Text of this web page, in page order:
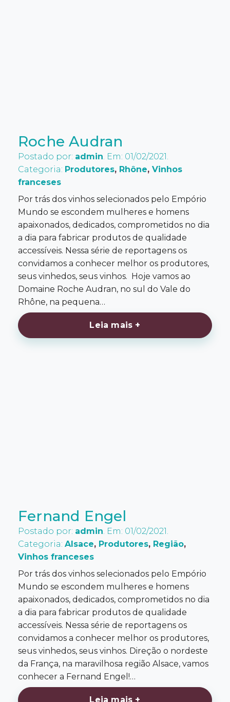
Roche Audran
Postado por: admin. Em: 01/02/2021.
Categoria: Produtores, Rhône, Vinhos
franceses
Por trás dos vinhos selecionados pelo Empório
Mundo se escondem mulheres e homens
apaixonados, dedicados, comprometidos no dia
a dia para fabricar produtos de qualidade
accessíveis. Nessa série de reportagens os
convidamos a conhecer melhor os produtores,
seus vinhedos, seus vinhos. Hoje vamos ao
Domaine Roche Audran, no sul do Vale do
Rhône, na pequena…
Leia mais +
Fernand Engel
Postado por: admin. Em: 01/02/2021.
Categoria: Alsace, Produtores, Região,
Vinhos franceses
Por trás dos vinhos selecionados pelo Empório
Mundo se escondem mulheres e homens
apaixonados, dedicados, comprometidos no dia
a dia para fabricar produtos de qualidade
accessíveis. Nessa série de reportagens os
convidamos a conhecer melhor os produtores,
seus vinhedos, seus vinhos. Direção o nordeste
da França, na maravilhosa região Alsace, vamos
conhecer a Fernand Engel!…
Leia mais +